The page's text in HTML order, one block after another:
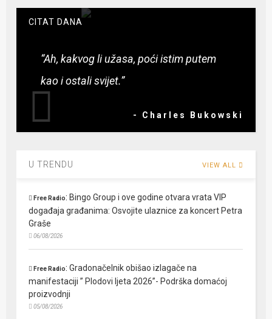
CITAT DANA
“Ah, kakvog li užasa, poći istim putem
kao i ostali svijet.”
- Charles Bukowski
U TRENDU VIEW ALL
Free Radio: Bingo Group i ove godine otvara vrata VIP
događaja građanima: Osvojite ulaznice za koncert Petra
Graše
06/08/2026
Free Radio:Gradonačelnik obišao izlagače na
manifestaciji ” Plodovi ljeta 2026”- Podrška domaćoj
proizvodnji
05/08/2026